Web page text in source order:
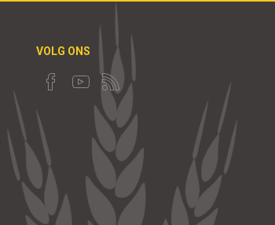
VOLG ONS